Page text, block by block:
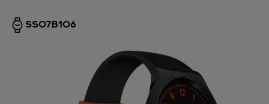
SS07B106